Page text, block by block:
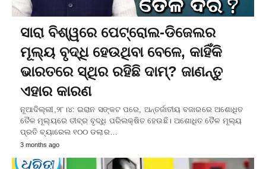
ସାରା ବିଶ୍ୱରେ ପେଟ୍ରୋଲ-ଡିଜେଲର
ମୂଲ୍ୟ ବୃଦ୍ଧି ହେଉଥିବା ବେଳେ, କାହିଁକି
ଭାରତରେ ସ୍ଥିର ରହିଛି ଦାମ୍‌? ଜାଣନ୍ତୁ
ଏହାର କାରଣ
ନୂଆଦିଲ୍ଲୀ,୨୮।୪: ଇରାନ ସଙ୍କଟ ପରେ, ଅନ୍ତର୍ଜାତୀୟ ବଜାରରେ ଅଶୋଧିତ
ତୈଳ ମୂଲ୍ୟରେ ତୀବ୍ର ବୃଦ୍ଧି ପରିଲକ୍ଷିତ ହେଉଛି। ଅଶୋଧିତ ତୈଳ ମୂଲ୍ୟ
ପ୍ରତି ବ୍ୟାରେଲ ୧୦୦ ଡଲାର…
3 months ago